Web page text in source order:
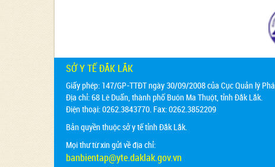
SỞ Y TẾ ĐẮK LẮK
Giấy phép: 147/GP-TTĐT ngày 30/09/2008 của Cục Quản lý
Địa chỉ:68 Lê Duẩn, thành phố Buôn Ma Thuột, tỉnh Đắk Lắk.
Điện thoại: 0262.3843770. Fax: 0262.3852209
Bản quyền thuộc sở y tế tỉnh Đắk Lắk.
Mọi thư từ xin gửi về địa chỉ:
banbientap@yte.daklak.gov.vn